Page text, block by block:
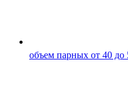
объем парных от 40 до